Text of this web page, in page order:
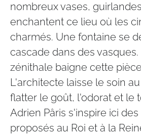
nombreux vases,
enchantent ce lieu où les
charmés. Une fontaine se
cascade dans des
zénithale baigne cette
L'architecte laisse le soin
flatter le goût, l'odorat et le
Adrien Pâris s'inspire ici des
proposés au Roi et à la